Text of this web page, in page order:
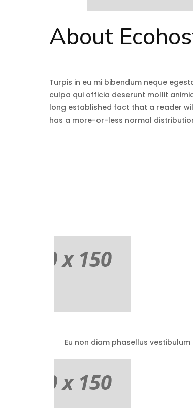
About
Turpis in eu mi bibendum neque
culpa qui officia deserunt mollit
long established fact that a reader
has a more-or-less normal
Eu non diam phasellus